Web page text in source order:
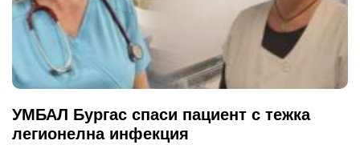
УМБАЛ Бургас спаси пациент с тежка
легионелна инфекция